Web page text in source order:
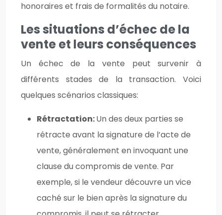
honoraires et frais de formalités du notaire.
Les situations d’échec de la
vente et leurs conséquences
Un échec de la vente peut survenir à
différents stades de la transaction. Voici
quelques scénarios classiques:
Rétractation:Un des deux parties se
rétracte avant la signature de l’acte de
vente, généralement en invoquant une
clause du compromis de vente. Par
exemple, si le vendeur découvre un vice
caché sur le bien après la signature du